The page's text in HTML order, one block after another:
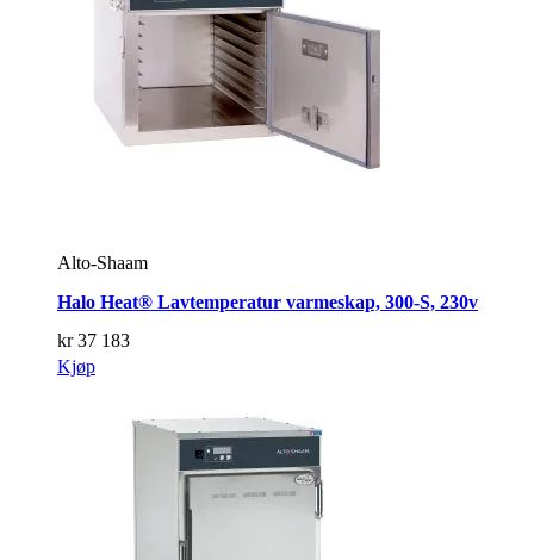
Alto-Shaam
Halo Heat® Lavtemperatur varmeskap, 300-S, 230v
kr37 183
Kjøp